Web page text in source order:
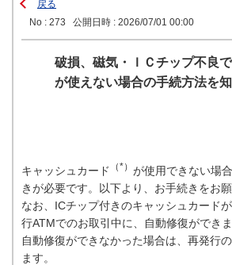
戻る
No : 273
公開日時 : 2026/07/01 00:00
破損、磁気・ＩＣチップ不良
が使えない場合の手続方法を知
キャッシュカード （*） が使用できない場
きが必要です。以下より、お手続きをお願
なお、ICチップ付きのキャッシュカード
行ATMでのお取引中に、自動修復ができま
自動修復ができなかった場合は、再発行
ます。